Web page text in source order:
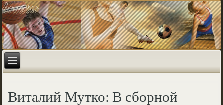
Виталий Мутко: В сборной